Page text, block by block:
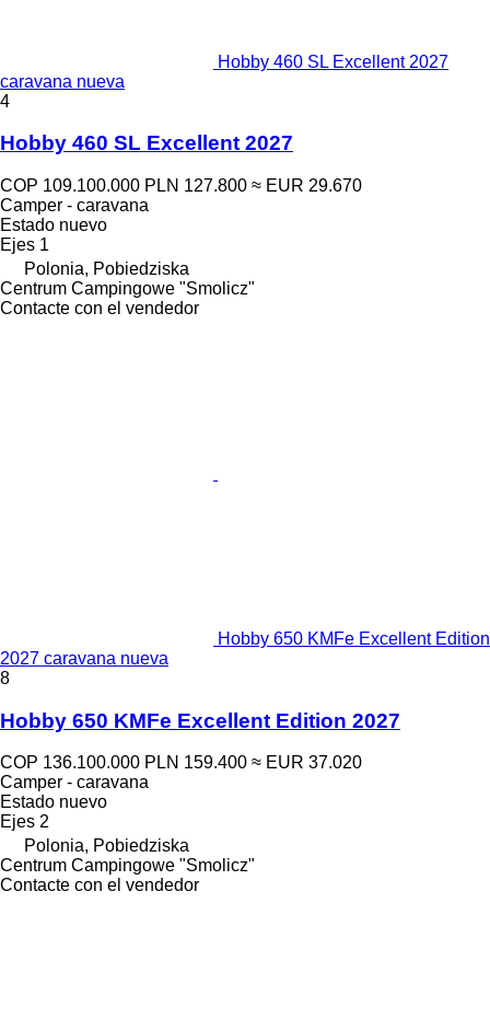
Hobby 460 SL Excellent 2027
caravana nueva
4
Hobby 460 SL Excellent 2027
COP 109.100.000 PLN 127.800 ≈ EUR 29.670
Camper - caravana
Estado nuevo
Ejes 1
Polonia, Pobiedziska
Centrum Campingowe "Smolicz"
Contacte con el vendedor
Hobby 650 KMFe Excellent Edition
2027 caravana nueva
8
Hobby 650 KMFe Excellent Edition 2027
COP 136.100.000 PLN 159.400 ≈ EUR 37.020
Camper - caravana
Estado nuevo
Ejes 2
Polonia, Pobiedziska
Centrum Campingowe "Smolicz"
Contacte con el vendedor